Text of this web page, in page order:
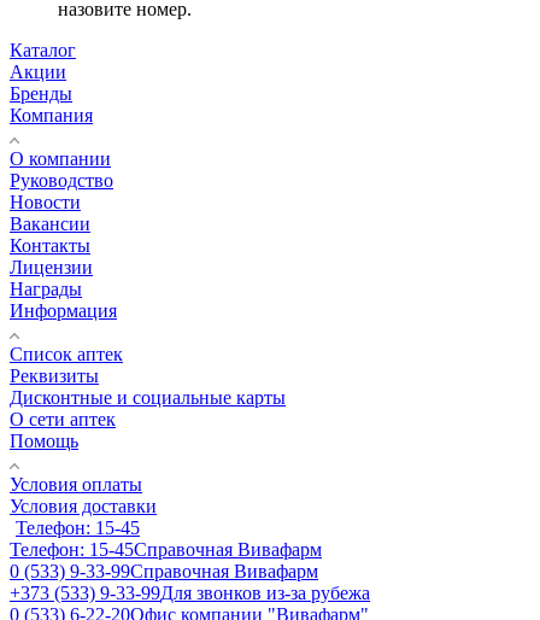
назовите номер.
Каталог
Акции
Бренды
Компания
О компании
Руководство
Новости
Вакансии
Контакты
Лицензии
Награды
Информация
Список аптек
Реквизиты
Дисконтные и социальные карты
О сети аптек
Помощь
Условия оплаты
Условия доставки
Телефон: 15-45
Телефон: 15-45Справочная Вивафарм
0 (533) 9-33-99Справочная Вивафарм
+373 (533) 9-33-99Для звонков из-за рубежа
0 (533) 6-22-20Офис компании "Вивафарм"